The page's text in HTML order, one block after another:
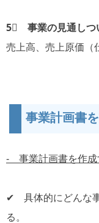
5⃣ 事業の見通しつ
売上高、 売上原価（
事業計画書を
- 事業計画書を作
✔ 具体的にどんな
る。